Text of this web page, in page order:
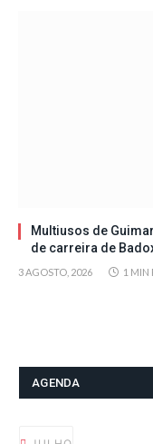
Multiusos de
de carreira de
3 AGOSTO, 2026 1 MIN
AGENDA